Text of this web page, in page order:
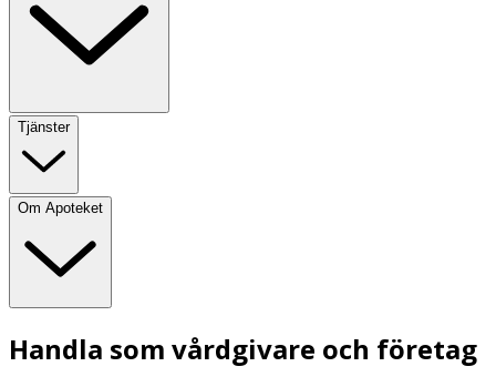
Tjänster
Om Apoteket
Handla som vårdgivare och företag